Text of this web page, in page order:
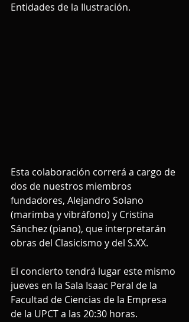
Entidades de la Ilustración.
Esta colaboración correrá a cargo de
dos de nuestros miembros
fundadores, Alejandro Solano
(marimba y vibráfono) y Cristina
Sánchez (piano), que interpretarán
obras del Clasicismo y del S.XX.
El concierto tendrá lugar este mismo
jueves en la Sala Isaac Peral de la
Facultad de Ciencias de la Empresa
de la UPCT a las 20:30 horas.